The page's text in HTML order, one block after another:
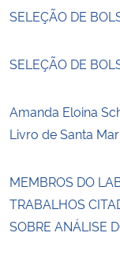
SELEÇÃO DE
SELEÇÃO DE
Amanda Eloina
Livro de Santa
MEMBROS DO
TRABALHOS
SOBRE ANÁLISE